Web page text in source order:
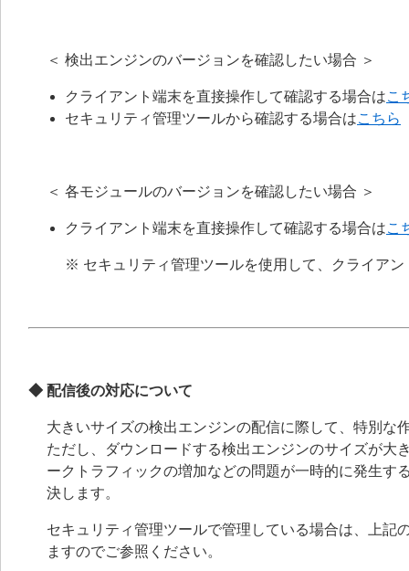
＜ 検出エンジンのバージョンを確認したい場合 ＞
クライアント端末を直接操作して確認する場合はこ
セキュリティ管理ツールから確認する場合はこちら
＜ 各モジュールのバージョンを確認したい場合 ＞
クライアント端末を直接操作して確認する場合はこ
※ セキュリティ管理ツールを使用して、クライア
◆ 配信後の対応について
大きいサイズの検出エンジンの配信に際して、特別な
ただし、ダウンロードする検出エンジンのサイズが大
ークトラフィックの増加などの問題が一時的に発生す
決します。
セキュリティ管理ツールで管理している場合は、上記
ますのでご参照ください。